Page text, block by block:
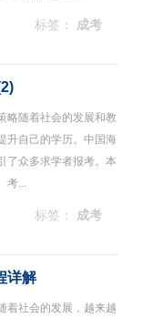
标签：
成考
略随着社会的发展和教
升自己的学历。中国海
了众多求学者报考。本
考...
标签：
成考
详解
着社会的发展，越来越